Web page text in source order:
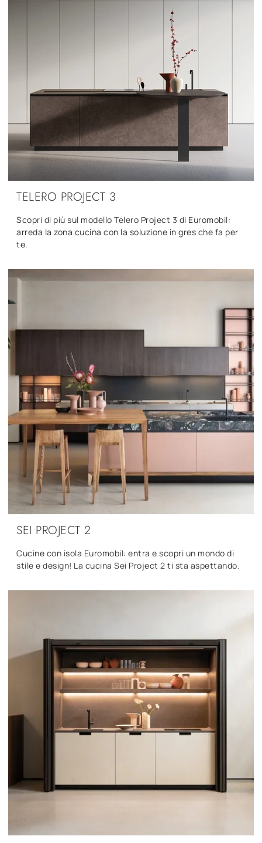
TELERO PROJECT 3
Scopri di più sul modello Telero Project 3 di Euromobil:
arreda la zona cucina con la soluzione in gres che fa per
te.
SEI PROJECT 2
Cucine con isola Euromobil: entra e scopri un mondo di
stile e design! La cucina Sei Project 2 ti sta aspettando.